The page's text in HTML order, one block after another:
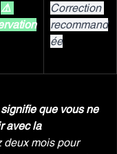
⚠️
Correction
recommand
ée
que vous ne
avec la
deux mois pour